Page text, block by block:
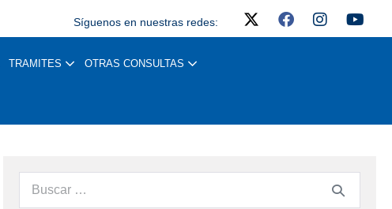
Síguenos en nuestras redes:
TRAMITES OTRAS CONSULTAS